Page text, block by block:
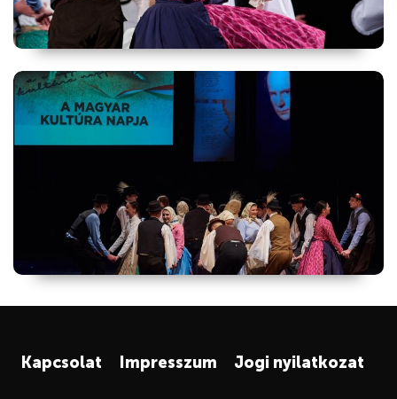
Kapcsolat Impresszum Jogi nyilatkozat